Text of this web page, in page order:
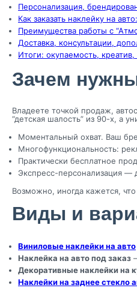
Персонализация,
Как заказать наклейку на
Преимущества работы с
Доставка, консультации,
Итоги: окупаемость,
Зачем
Владеете точкой продаж,
“детская шалость” из 90-х, а
Моментальный охват. Ваш
Многофункциональность:
Практически бесплатное
Экспресс-персонализация —
Возможно, иногда кажется,
Виды и
Виниловые наклейки на авто
Наклейка на авто под заказ
Декоративные наклейки на
Наклейки на заднее стекло